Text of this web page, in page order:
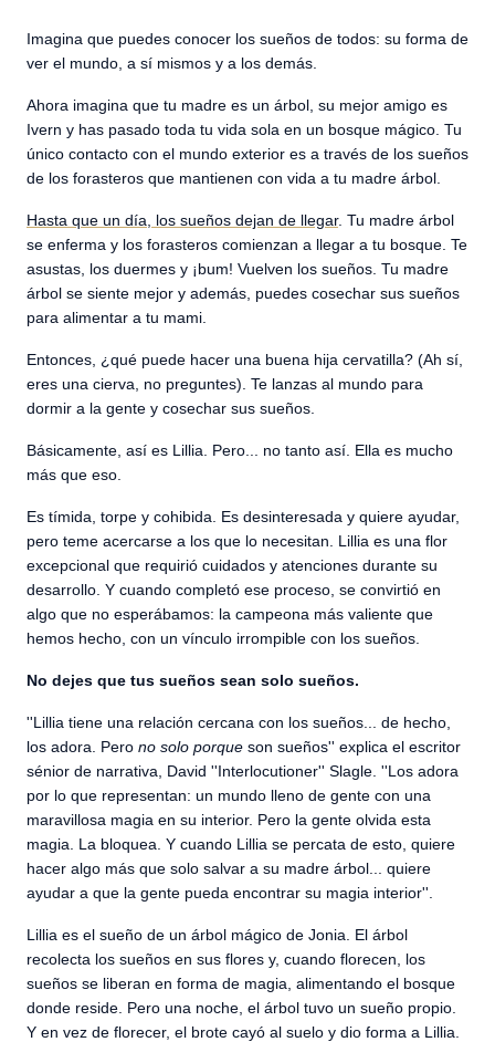
Imagina que puedes conocer los sueños de todos: su forma de
ver el mundo, a sí mismos y a los demás.
Ahora imagina que tu madre es un árbol, su mejor amigo es
Ivern y has pasado toda tu vida sola en un bosque mágico. Tu
único contacto con el mundo exterior es a través de los sueños
de los forasteros que mantienen con vida a tu madre árbol.
Hasta que un día, los sueños dejan de llegar. Tu madre árbol
se enferma y los forasteros comienzan a llegar a tu bosque. Te
asustas, los duermes y ¡bum! Vuelven los sueños. Tu madre
árbol se siente mejor y además, puedes cosechar sus sueños
para alimentar a tu mami.
Entonces, ¿qué puede hacer una buena hija cervatilla? (Ah sí,
eres una cierva, no preguntes). Te lanzas al mundo para
dormir a la gente y cosechar sus sueños.
Básicamente, así es Lillia. Pero... no tanto así. Ella es mucho
más que eso.
Es tímida, torpe y cohibida. Es desinteresada y quiere ayudar,
pero teme acercarse a los que lo necesitan. Lillia es una flor
excepcional que requirió cuidados y atenciones durante su
desarrollo. Y cuando completó ese proceso, se convirtió en
algo que no esperábamos: la campeona más valiente que
hemos hecho, con un vínculo irrompible con los sueños.
No dejes que tus sueños sean solo sueños.
''Lillia tiene una relación cercana con los sueños... de hecho,
los adora. Pero no solo porque son sueños'' explica el escritor
sénior de narrativa, David ''Interlocutioner'' Slagle. ''Los adora
por lo que representan: un mundo lleno de gente con una
maravillosa magia en su interior. Pero la gente olvida esta
magia. La bloquea. Y cuando Lillia se percata de esto, quiere
hacer algo más que solo salvar a su madre árbol... quiere
ayudar a que la gente pueda encontrar su magia interior''.
Lillia es el sueño de un árbol mágico de Jonia. El árbol
recolecta los sueños en sus flores y, cuando florecen, los
sueños se liberan en forma de magia, alimentando el bosque
donde reside. Pero una noche, el árbol tuvo un sueño propio.
Y en vez de florecer, el brote cayó al suelo y dio forma a Lillia.